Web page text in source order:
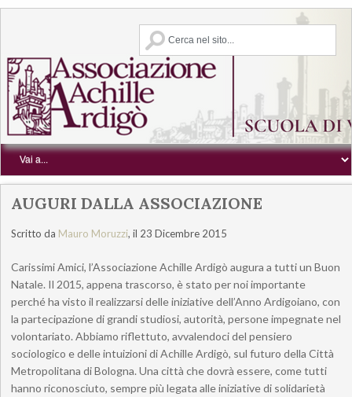
AUGURI DALLA ASSOCIAZIONE
Scritto da Mauro Moruzzi, il 23 Dicembre 2015
Carissimi Amici, l’Associazione Achille Ardigò augura a tutti un Buon
Natale. Il 2015, appena trascorso, è stato per noi importante
perché ha visto il realizzarsi delle iniziative dell’Anno Ardigoiano, con
la partecipazione di grandi studiosi, autorità, persone impegnate nel
volontariato. Abbiamo riflettuto, avvalendoci del pensiero
sociologico e delle intuizioni di Achille Ardigò, sul futuro della Città
Metropolitana di Bologna. Una città che dovrà essere, come tutti
hanno riconosciuto, sempre più legata alle iniziative di solidarietà